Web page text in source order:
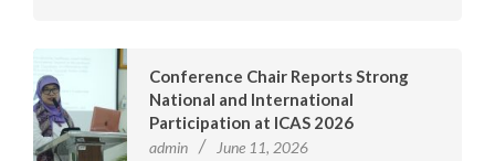
Conference Chair Reports Strong
National and International
Participation at ICAS 2026
admin June 11, 2026